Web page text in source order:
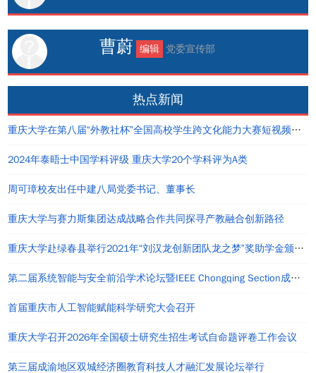
曹蔚 编辑 党委宣传部
热点新闻
重庆大学在第八届“外教社杯”全国高校学生跨文化能力大赛短视频大赛中荣获佳绩
2024年泰晤士中国学科评级 重庆大学20个学科评为A类
周可璋校友出任中建八局党委书记、董事长
重庆大学与赛力斯集团达成战略合作共同探寻产教融合创新路径
重庆大学赴绿春县举行2021年“刘汉龙创新团队龙之梦”奖助学金颁发仪式
第二届系统智能与安全前沿学术论坛暨IEEE Chongqing Section成立仪式在重庆举办
首届重庆市人工智能赋能科学研究大会召开
重庆大学召开2026年全国硕士研究生招生考试自命题评卷工作会议
第三届成渝地区双城经济圈教育科技人才融汇发展论坛举行